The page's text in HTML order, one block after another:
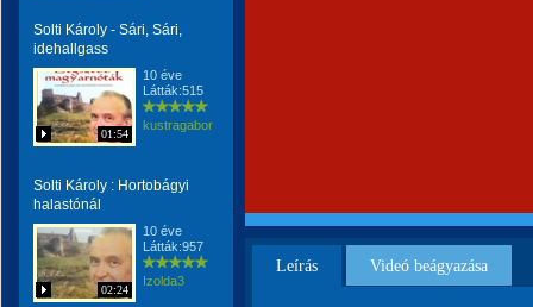
Solti Károly - Sári, Sári,
idehallgass
01:54
10 éve
Látták:515
kustragabor
Solti Károly : Hortobágyi
halastónál
02:24
10 éve
Látták:957
Izolda3
Leírás Videó beágyazása